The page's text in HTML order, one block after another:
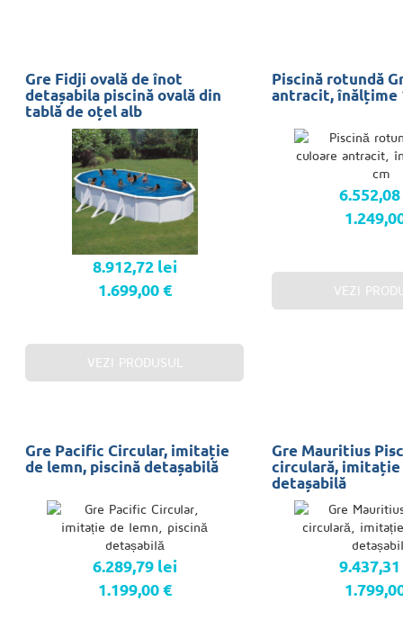
Gre Fidji ovală de înot
detașabila piscină ovală din
tablă de oțel alb
8.912,72 lei
1.699,00 €
VEZI PRODUSUL
Piscină rotundă
antracit, înălțime
VEZI
Gre Pacific Circular, imitație
de lemn, piscină detașabilă
6.289,79 lei
1.199,00 €
Gre Mauritius
circulară, imitație
detașabilă